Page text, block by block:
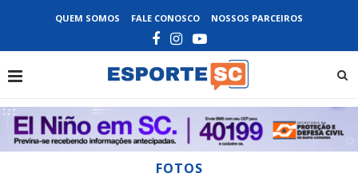
QUEM SOMOS FALE CONOSCO NOSSOS PARCEIROS
FOTOS